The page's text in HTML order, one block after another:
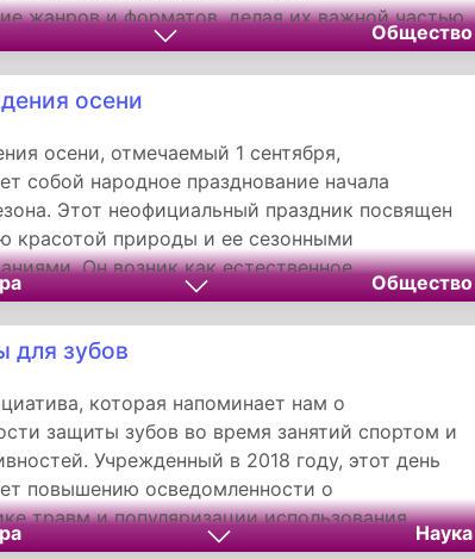
жанров и форматов, делая их важной частью
досуга. Праздник служит напоминанием о
может объединять людей и
им возможности для общения и
Общество
осени
осени, отмечаемый 1 сентября,
собой народное празднование начала
Этот неофициальный праздник посвящен
красотой природы и ее сезонными
Он возник как естественное
древних традиций встречи осени и не имеет
учредителя. День рождения осени напоминает
с природой и ценности наблюдения
Общество
для зубов
которая напоминает нам о
защиты зубов во время занятий спортом и
Учрежденный в 2018 году, этот день
повышению осведомленности о
травм и популяризации использования
Разнообразие видов кап позволяет каждому
Наука